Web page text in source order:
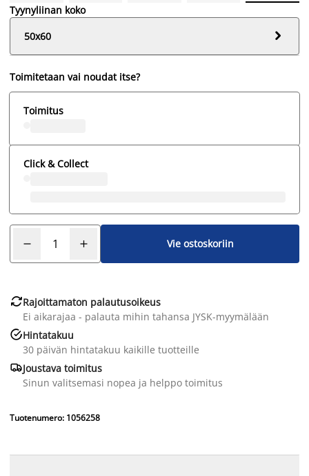
Tyynyliinan koko
50x60

Toimitetaan vai noudat itse?
Toimitus
Click & Collect
Vie ostoskoriin
Rajoittamaton palautusoikeus
Ei aikarajaa - palauta mihin tahansa JYSK-myymälään
Hintatakuu
30 päivän hintatakuu kaikille tuotteille
Joustava toimitus
Sinun valitsemasi nopea ja helppo toimitus
Tuotenumero: 1056258